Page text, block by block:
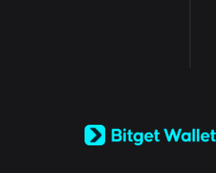
Español (Latinoamérica)